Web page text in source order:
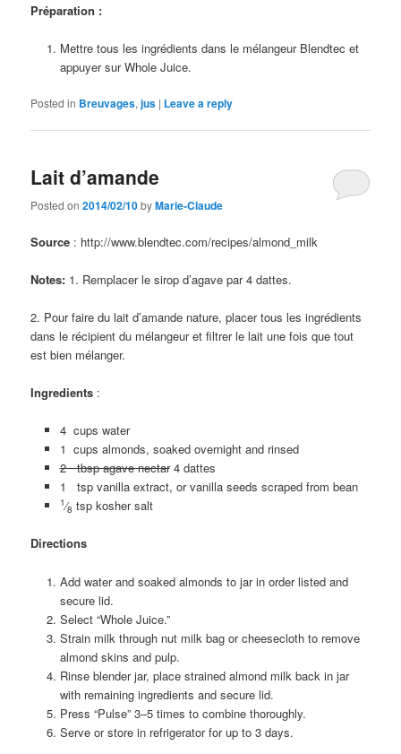
Préparation :
Mettre tous les ingrédients dans le mélangeur Blendtec et
appuyer sur Whole Juice.
Posted in Breuvages,jus | Leave a reply
Lait d’amande
Posted on2014/02/10byMarie-Claude
Source : http://www.blendtec.com/recipes/almond_milk
Notes: 1. Remplacer le sirop d’agave par 4 dattes.
2. Pour faire du lait d’amande nature, placer tous les ingrédients
dans le récipient du mélangeur et filtrer le lait une fois que tout
est bien mélanger.
Ingredients :
4 cups water
1 cups almonds, soaked overnight and rinsed
2 tbsp agave nectar4 dattes
1 tsp vanilla extract, or vanilla seeds scraped from bean
1⁄8 tsp kosher salt
Directions
Add water and soaked almonds to jar in order listed and
secure lid.
Select “Whole Juice.”
Strain milk through nut milk bag or cheesecloth to remove
almond skins and pulp.
Rinse blender jar, place strained almond milk back in jar
with remaining ingredients and secure lid.
Press “Pulse” 3–5 times to combine thoroughly.
Serve or store in refrigerator for up to 3 days.